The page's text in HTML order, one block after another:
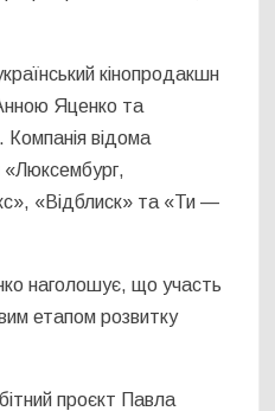
кінопродакшн
Яценко та
відома
«Відблиск» та «Ти —
наголошує, що участь
етапом розвитку
проєкт Павла